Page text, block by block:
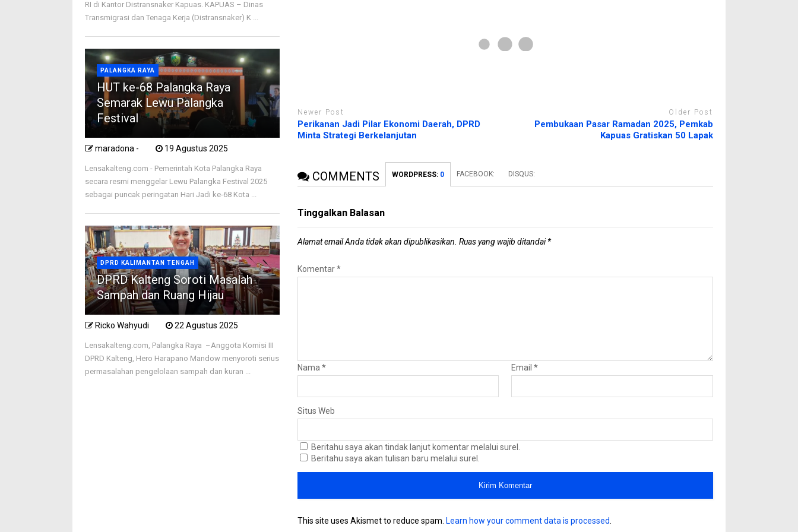
Newer Post
Perikanan Jadi Pilar Ekonomi Daerah, DPRD
Minta Strategi Berkelanjutan
Older Post
Pembukaan Pasar Ramadan 2025, Pemkab
Kapuas Gratiskan 50 Lapak
COMMENTS WORDPRESS: 0 FACEBOOK: DISQUS:
Tinggalkan Balasan
Alamat email Anda tidak akan dipublikasikan. Ruas yang wajib ditandai*
Komentar*
Nama* Email*
Situs Web
Beritahu saya akan tindak lanjut komentar melalui surel.
Beritahu saya akan tulisan baru melalui surel.
This site uses Akismet to reduce spam. Learn how your comment data is processed.
RI di Kantor Distransnaker Kapuas. KAPUAS – Dinas
Transmigrasi dan Tenaga Kerja (Distransnaker) K ...
PALANGKA RAYA
HUT ke-68 Palangka Raya
Semarak Lewu Palangka
Festival
maradona - 19 Agustus 2025
Lensakalteng.com - Pemerintah Kota Palangka Raya
secara resmi menggelar Lewu Palangka Festival 2025
sebagai puncak peringatan Hari Jadi ke-68 Kota ...
DPRD KALIMANTAN TENGAH
DPRD Kalteng Soroti Masalah
Sampah dan Ruang Hijau
Ricko Wahyudi 22 Agustus 2025
Lensakalteng.com, Palangka Raya –Anggota Komisi III
DPRD Kalteng, Hero Harapano Mandow menyoroti serius
permasalahan pengelolaan sampah dan kuran ...